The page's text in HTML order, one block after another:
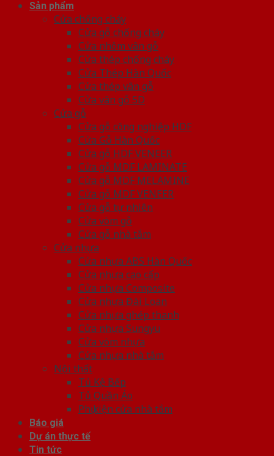
Sản phẩm
Cửa chống cháy
Cửa gỗ chống cháy
Cửa nhôm vân gỗ
Cửa thép chống cháy
Cửa Thép Hàn Quốc
Cửa thép vân gỗ
Cửa vân gỗ 5D
Cửa gỗ
Cửa gỗ công nghiệp HDF
Cửa Gỗ Hàn Quốc
Cửa gỗ HDF VENEER
Cửa gỗ MDF LAMINATE
Cửa gỗ MDF MELAMINE
Cửa gỗ MDF VENEER
Cửa gỗ tự nhiên
Cửa vòm gỗ
Cửa gỗ nhà tắm
Cửa nhựa
Cửa nhựa ABS Hàn Quốc
Cửa nhựa cao cấp
Cửa nhựa Composite
Cửa nhựa Đài Loan
Cửa nhựa ghép thanh
Cửa nhựa Sungyu
Cửa vòm nhựa
Cửa nhựa nhà tắm
Nội thất
Tủ Kệ Bếp
Tủ Quần Áo
Phụ kiện cửa nhà tắm
Báo giá
Dự án thực tế
Tin tức